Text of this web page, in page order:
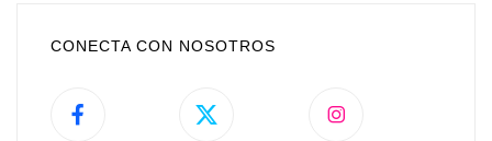
CONECTA CON NOSOTROS